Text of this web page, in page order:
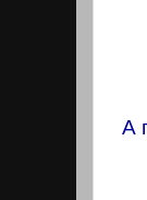
А